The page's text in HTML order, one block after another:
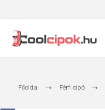
Főoldal Férfi cipő